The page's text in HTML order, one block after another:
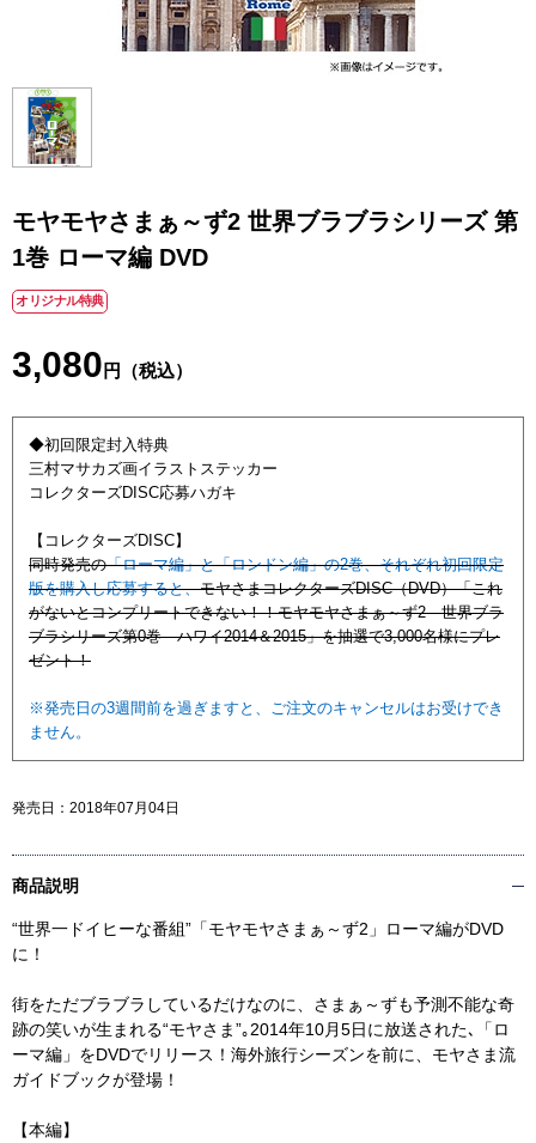
モヤモヤさまぁ～ず2 世界ブラブラシリーズ 第
1巻 ローマ編 DVD
オリジナル特典
3,080 円（税込）
◆初回限定封入特典
三村マサカズ画イラストステッカー
コレクターズDISC応募ハガキ
【コレクターズDISC】
同時発売の「ローマ編」と「ロンドン編」の2巻、それぞれ初回限定
版を購入し応募すると、モヤさまコレクターズDISC（DVD）「これ
がないとコンプリートできない！！モヤモヤさまぁ～ず2 世界ブラ
ブラシリーズ第0巻 ハワイ2014＆2015」を抽選で3,000名様にプレ
ゼント！
※発売日の3週間前を過ぎますと、ご注文のキャンセルはお受けでき
ません。
発売日： 2018年07月04日
商品説明
“世界一ドイヒーな番組”「モヤモヤさまぁ～ず2」ローマ編がDVD
に！
街をただブラブラしているだけなのに、さまぁ～ずも予測不能な奇
跡の笑いが生まれる“モヤさま”｡2014年10月5日に放送された､「ロ
ーマ編」をDVDでリリース！海外旅行シーズンを前に、モヤさま流
ガイドブックが登場！
【本編】